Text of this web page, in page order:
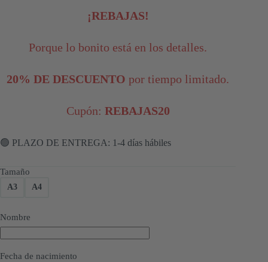
precios:
hasta
16,99 €
¡REBAJAS!
Porque lo bonito está en los detalles.
20% DE DESCUENTO por tiempo limitado.
Cupón: REBAJAS20
🟢 PLAZO DE ENTREGA: 1-4 días hábiles
Tamaño
A3 A4
Nombre
Fecha de nacimiento